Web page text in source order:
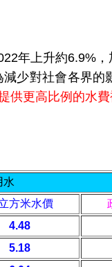
上升約6.9%，
減少對社會各界的
供更高比例的水
水
方米水價
4.48
5.18